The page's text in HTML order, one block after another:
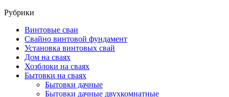
Рубрики
Винтовые сваи
Свайно винтовой фундамент
Установка винтовых свай
Дом на сваях
Хозблоки на сваях
Бытовки на сваях
Бытовки дачные
Бытовки дачные двухкомнатные